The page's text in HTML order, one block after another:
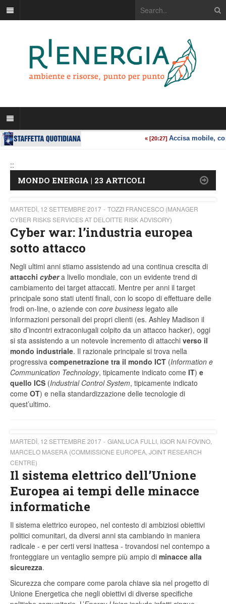
::
MONDO ENERGIA | 23 ARTICOLI
MARTEDÌ, 12 SETTEMBRE 2017
TOZZI FRANCESCO (MANAGER
CYBER RISKS SERVICES AT DELOITTE RISK ADVISORY)
Cyber war: l’industria europea
sotto attacco
Negli ultimi anni stiamo assistendo ad una continua crescita di
attacchi cybera livello mondiale, con un evidente trend di
cambiamento dei target attaccati. Mentre per anni il target
principale sono stati utenti finali, con lo scopo di effettuare delle
frodi on-line, o aziende con core business legato alle
informazioni personali dei propri clienti (es. Ashley Madison il
sito d’incontri extraconiugali colpito da un attacco hacker), oggi
si sta assistendo a un notevole incremento di attacchi verso il
mondo industriale. Il razionale principale si trova nella
progressiva compenetrazione tra il mondo ICT (Information e
Communication Technology, tipicamente indicato come IT) e
quello ICS (Industrial Control System, tipicamente indicato
come OT) e nella standardizzazione delle tecnologie di
quest’ultimo.
MARTEDÌ, 12 SETTEMBRE 2017
GIANLUCA FULLI, IGOR NAI FOVINO,
MARCELO MASERA (COMMISSIONE EUROPEA, JOINT RESEARCH
CENTRE)
Il sistema elettrico dell’Unione
Europea ai tempi delle minacce
informatiche
Il sistema elettrico europeo, nel contesto di ambiziosi obiettivi
politici comunitari, da diversi anni sta cambiando in maniera
radicale - e per certi versi inattesa - trovandosi nel contempo a
fronteggiare un ventaglio sempre più ampio di minacce alla
sicurezza.
Sicurezza che compare come parola chiave sia nel progetto di
Unione Energetica che negli obiettivi di diverse specifiche